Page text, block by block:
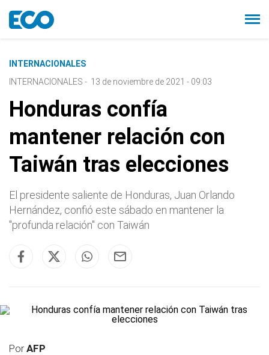
INTERNACIONALES
INTERNACIONALES - 13 de noviembre de 2021 - 09:03
Honduras confía
mantener relación con
Taiwán tras elecciones
El presidente saliente de Honduras, Juan Orlando
Hernández, confió este sábado en mantener la
"profunda relación" con Taiwán
PorAFP